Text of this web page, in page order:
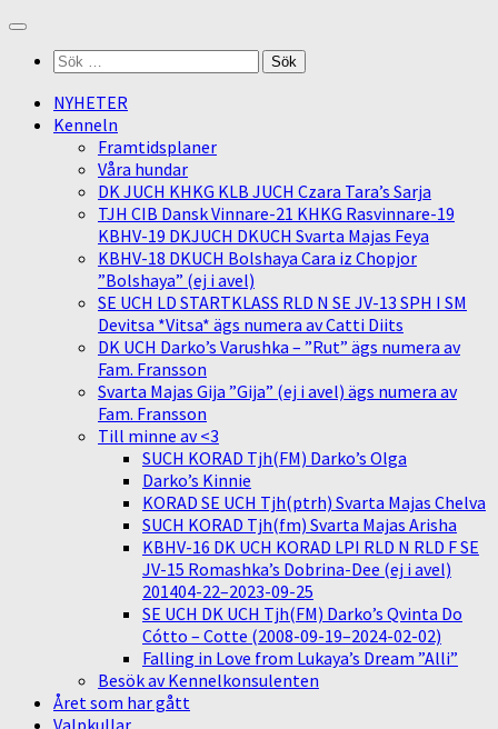
Skip
contentSök
NYHETER
Kenneln
Framtidsplaner
Våra hundar
DK JUCH KHKG KLB JUCH Czara Tara’s Sarja
TJH CIB Dansk Vinnare-21 KHKG Rasvinnare-19
KBHV-19 DKJUCH DKUCH Svarta Majas Feya
KBHV-18 DKUCH Bolshaya Cara iz Chopjor
”Bolshaya” (ej i avel)
SE UCH LD STARTKLASS RLD N SE JV-13 SPH I SM
Devitsa *Vitsa* ägs numera av Catti Diits
DK UCH Darko’s Varushka – ”Rut” ägs numera av
Fam. Fransson
Svarta Majas Gija ”Gija” (ej i avel) ägs numera av
Fam. Fransson
Till minne av <3
SUCH KORAD Tjh(FM) Darko’s Olga
Darko’s Kinnie
KORAD SE UCH Tjh(ptrh) Svarta Majas Chelva
SUCH KORAD Tjh(fm) Svarta Majas Arisha
KBHV-16 DK UCH KORAD LPI RLD N RLD F SE
JV-15 Romashka’s Dobrina-Dee (ej i avel)
201404-22–2023-09-25
SE UCH DK UCH Tjh(FM) Darko’s Qvinta Do
Cótto – Cotte (2008-09-19–2024-02-02)
Falling in Love from Lukaya’s Dream ”Alli”
Besök av Kennelkonsulenten
Året som har gått
Valpkullar